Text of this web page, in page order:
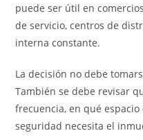
puede ser útil en
de servicio, centros de
interna constante.
La decisión no debe
También se debe revisar
frecuencia, en qué
seguridad necesita el